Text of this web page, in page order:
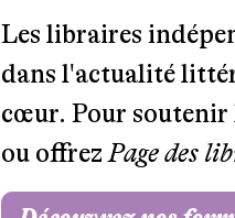
Les libraires
dans l'actualité
cœur. Pour soutenir
ou offrezPage des